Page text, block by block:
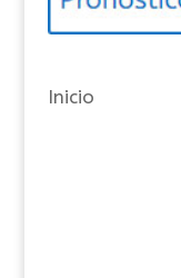
í
s
Inicio